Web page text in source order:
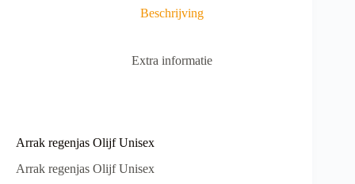
Beschrijving
Extra informatie
Arrak regenjas Olijf Unisex
Arrak regenjas Olijf Unisex